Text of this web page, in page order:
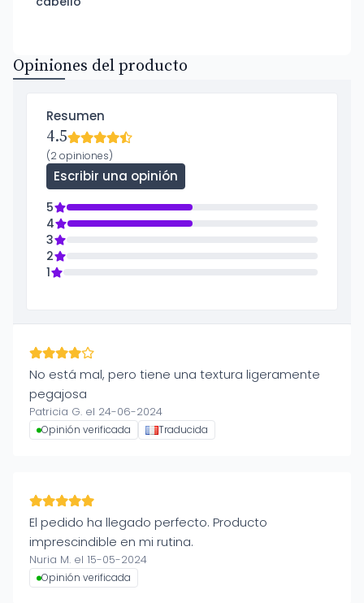
Opiniones del producto
Resumen
4.5
(2 opiniones)
Escribir una opinión
5
4
3
2
1
No está mal, pero tiene una textura ligeramente
pegajosa
Patricia G. el 24-06-2024
Opinión verificada Traducida
El pedido ha llegado perfecto. Producto
imprescindible en mi rutina.
Nuria M. el 15-05-2024
Opinión verificada